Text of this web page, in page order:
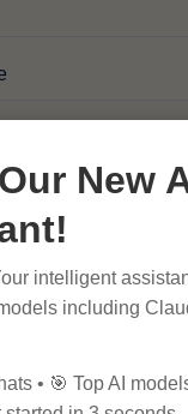
New
intelligent
including
• 🎯 Top AI